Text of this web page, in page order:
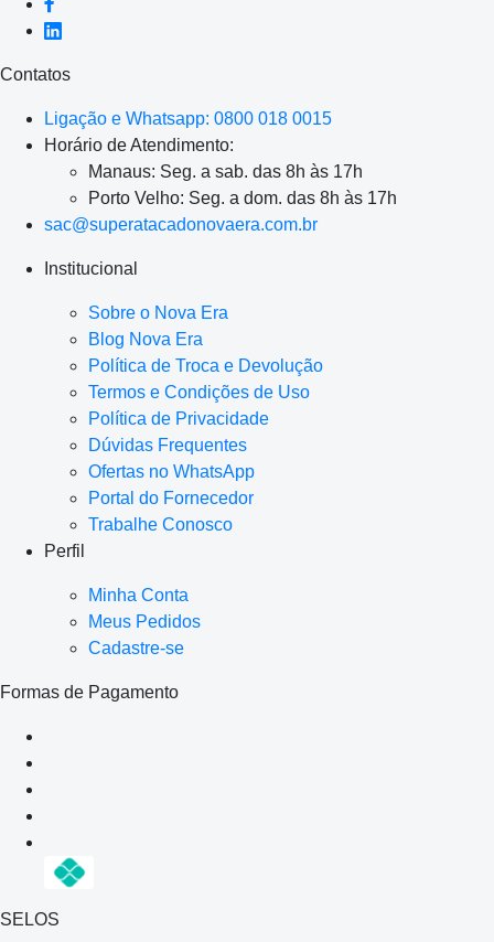
Contatos
Ligação e Whatsapp: 0800 018 0015
Horário de Atendimento:
Manaus: Seg. a sab. das 8h às 17h
Porto Velho: Seg. a dom. das 8h às 17h
sac@superatacadonovaera.com.br
Institucional
Sobre o Nova Era
Blog Nova Era
Política de Troca e Devolução
Termos e Condições de Uso
Política de Privacidade
Dúvidas Frequentes
Ofertas no WhatsApp
Portal do Fornecedor
Trabalhe Conosco
Perfil
Minha Conta
Meus Pedidos
Cadastre-se
Formas de Pagamento
SELOS